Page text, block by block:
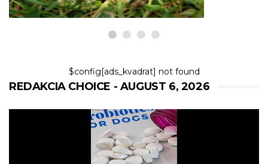
$config[ads_kvadrat] not found
REDAKCIA CHOICE - AUGUST 6, 2026